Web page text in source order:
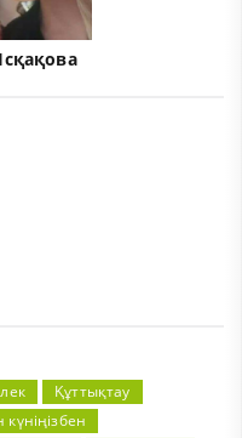
Құттықтау
күніңізбен